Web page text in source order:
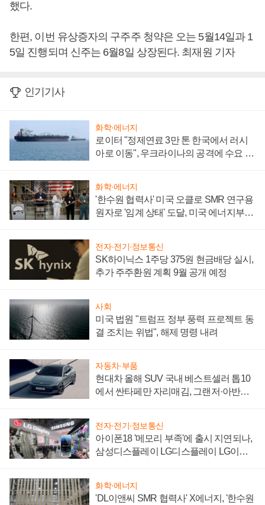
했다.
한편, 이번 유상증자의 구주주 청약은 오는 5월14일과 1
5일 진행되며 신주는 6월8일 상장된다. 최재원 기자
인기기사
화학·에너지
로이터 "정제연료 3만 톤 한국에서 러시
아로 이동", 우크라이나의 공격에 수요 늘
화학·에너지
'한수원 협력사' 미국 오클로 SMR 연구용
원자로 '임계 상태' 도달, 미국 에너지부
전자·전기·정보통신
SK하이닉스 1주당 375원 현금배당 실시,
추가 주주환원 계획 9월 공개 예정
사회
미국 법원 "트럼프 정부 풍력 프로젝트 동
결 조치는 위법", 해제 명령 내려
자동차·부품
현대차 올해 SUV 국내 베스트셀러 톱10
에서 싼타페만 자리매김, 그랜저·아반떼
전자·전기·정보통신
아이폰18 '메모리 부족'에 출시 지연되나,
삼성디스플레이 LG디스플레이 LG이노
화학·에너지
'DL이앤씨 SMR 협력사' X에너지, '한수원